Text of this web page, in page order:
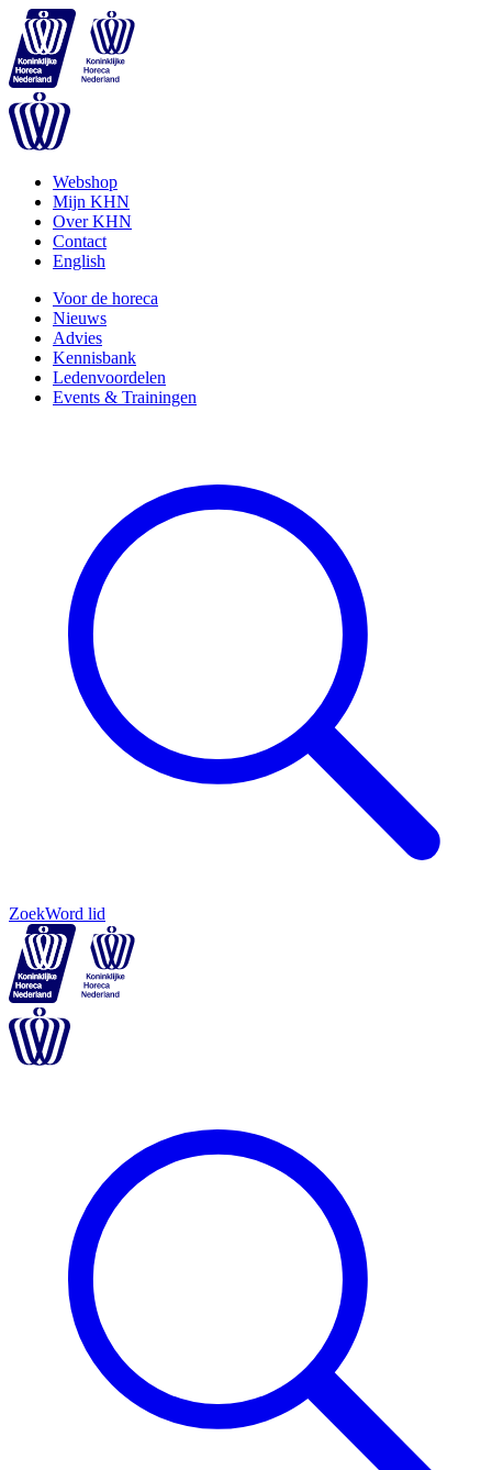
Webshop
Mijn KHN
Over KHN
Contact
English
Voor de horeca
Nieuws
Advies
Kennisbank
Ledenvoordelen
Events & Trainingen
ZoekWord lid